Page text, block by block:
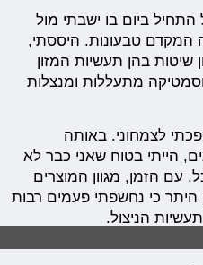
ביום בו ישבתי מול
המקדם טבעונות. היססתי,
שיטות בהן תעשיות המזון
מתעללות ומנצלות
לצמחוני. באותה
הייתי בטוח שאני כבר לא
עם הזמן, מגוון המוצרים
היתר כי נחשפתי פעמים רבות
הניצול.